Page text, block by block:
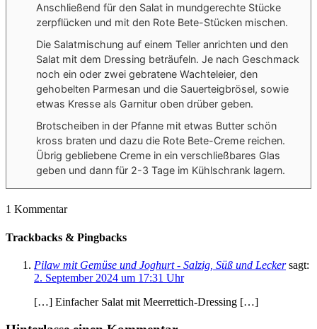
Anschließend für den Salat in mundgerechte Stücke
zerpflücken und mit den Rote Bete-Stücken mischen.
Die Salatmischung auf einem Teller anrichten und den
Salat mit dem Dressing beträufeln. Je nach Geschmack
noch ein oder zwei gebratene Wachteleier, den
gehobelten Parmesan und die Sauerteigbrösel, sowie
etwas Kresse als Garnitur oben drüber geben.
Brotscheiben in der Pfanne mit etwas Butter schön
kross braten und dazu die Rote Bete-Creme reichen.
Übrig gebliebene Creme in ein verschließbares Glas
geben und dann für 2-3 Tage im Kühlschrank lagern.
1 Kommentar
Trackbacks & Pingbacks
Pilaw mit Gemüse und Joghurt - Salzig, Süß und Lecker sagt:
2. September 2024 um 17:31 Uhr
[…] Einfacher Salat mit Meerrettich-Dressing […]